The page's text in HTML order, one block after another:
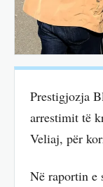
Prestigjozja
arrestimit të
Veliaj, për
Në raportin e